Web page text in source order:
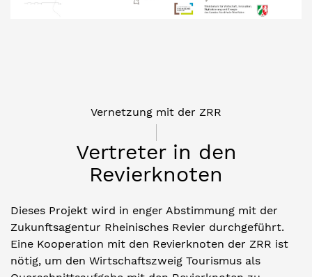
Vernetzung mit der ZRR
Vertreter in den
Revierknoten
Dieses Projekt wird in enger Abstimmung mit der
Zukunftsagentur Rheinisches Revier durchgeführt.
Eine Kooperation mit den Revierknoten der ZRR ist
nötig, um den Wirtschaftszweig Tourismus als